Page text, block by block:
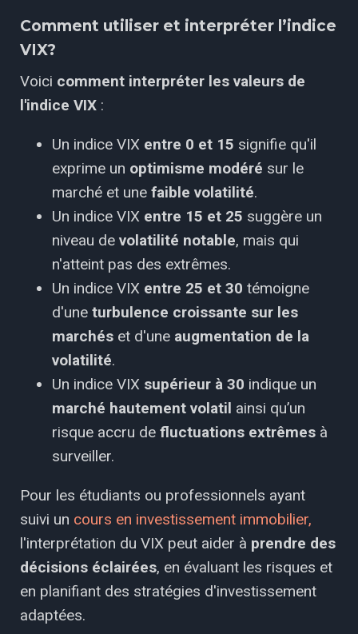
Comment utiliser et interpréter l’indice
VIX?
Voici comment interpréter les valeurs de
l'indice VIX :
Un indice VIX entre 0 et 15 signifie qu'il
exprime un optimisme modéré sur le
marché et une faible volatilité.
Un indice VIX entre 15 et 25 suggère un
niveau de volatilité notable, mais qui
n'atteint pas des extrêmes.
Un indice VIX entre 25 et 30 témoigne
d'une turbulence croissante sur les
marchés et d'une augmentation de la
volatilité.
Un indice VIX supérieur à 30 indique un
marché hautement volatil ainsi qu’un
risque accru de fluctuations extrêmes à
surveiller.
Pour les étudiants ou professionnels ayant
suivi un cours en investissement immobilier,
l'interprétation du VIX peut aider à prendre des
décisions éclairées, en évaluant les risques et
en planifiant des stratégies d'investissement
adaptées.